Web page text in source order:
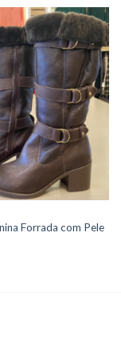
Forrada com Pele